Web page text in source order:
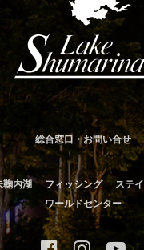
総合窓口・お問い合せ
鞠内湖 フィッシング ステイ
ワールドセンター